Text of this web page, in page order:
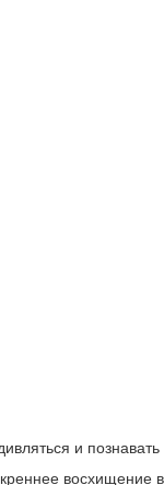
и познавать
восхищение